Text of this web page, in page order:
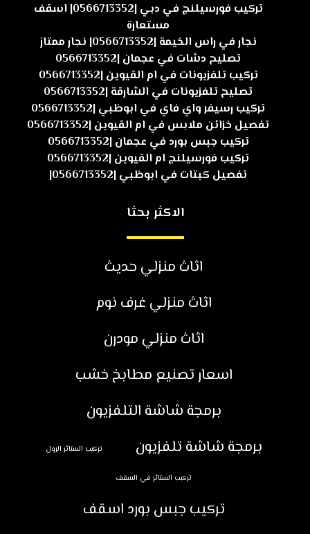
تركيب فورسيلنج في دبي |0566713352| اسقف
مستعارة
نجار في راس الخيمة |0566713352| نجار ممتاز
تصليح دشات في عجمان |0566713352
تركيب تلفزيونات في ام القيوين |0566713352
تصليح تلفزيونات في الشارقة |0566713352
تركيب رسيفر واي فاي في ابوظبي |0566713352
تفصيل خزائن ملابس في ام القيوين |0566713352
تركيب جبس بورد في عجمان |0566713352
تركيب فورسيلنج ام القيوين |0566713352
تفصيل كبتات في ابوظبي |0566713352|
الاكثر بحثا
اثاث منزلي حديث
اثاث منزلي غرف نوم
اثاث منزلي مودرن
اسعار تصنيع مطابخ خشب
برمجة شاشة التلفزيون
برمجة شاشة تلفزيون
تركيب الستائر الرول
تركيب الستائر في السقف
تركيب جبس بورد اسقف